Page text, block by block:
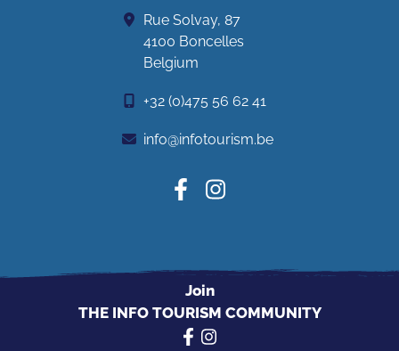
Rue Solvay, 87
4100 Boncelles
Belgium
+32 (0)475 56 62 41
info@infotourism.be
Join
THE INFO TOURISM COMMUNITY